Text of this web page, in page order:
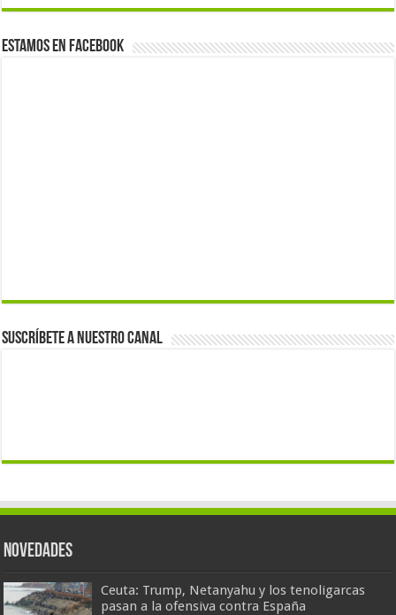
Estamos en Facebook
Suscríbete a nuestro canal
Novedades
Ceuta: Trump, Netanyahu y los tenoligarcas
pasan a la ofensiva contra España